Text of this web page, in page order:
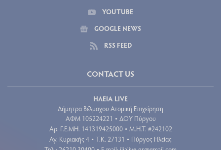
YOUTUBE
GOOGLE NEWS
RSS FEED
CONTACT US
ΗΛΕΙΑ LIVE
Δήμητρα Βέλμαχου Ατομική Επιχείρηση
ΑΦΜ 105224221 • ΔΟΥ Πύργου
Aρ. Γ.Ε.ΜΗ. 141319425000 • Μ.Η.Τ. #242102
Αγ. Κυριακής 4 • Τ.Κ. 27131 • Πύργος Ηλείας